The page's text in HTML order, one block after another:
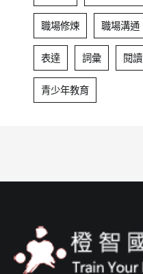
職場修煉 職場溝通
表達 詞彙 閱讀
青少年教育